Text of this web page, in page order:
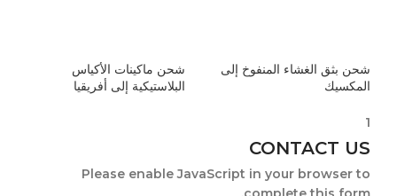
شحن بثق الغشاء المنفوخ إلى
المكسيك
شحن ماكينات الأكياس
البلاستيكية إلى أفريقيا
CONTACT US
Please enable JavaScript in your browser to